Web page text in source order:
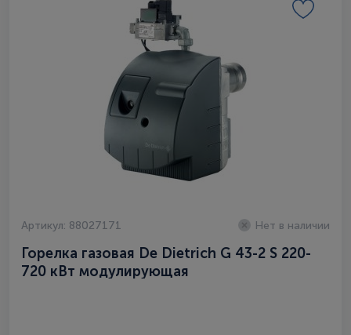
Артикул: 88027171 Нет в наличии
Горелка газовая De Dietrich G 43-2 S 220-
720 кВт модулирующая